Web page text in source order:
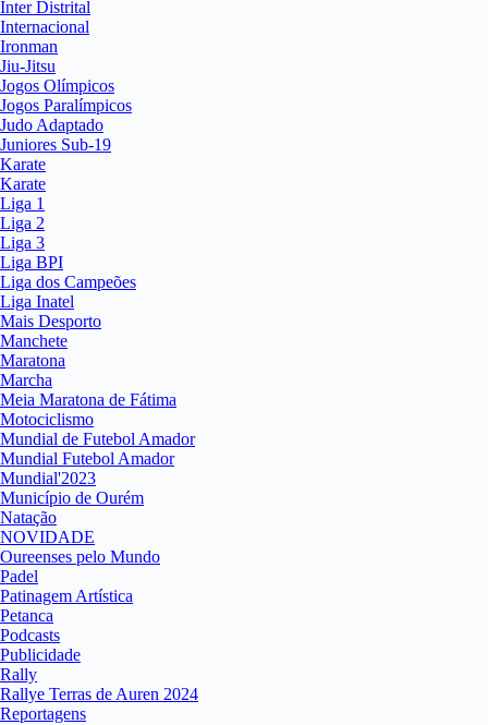
Inter Distrital
Internacional
Ironman
Jiu-Jitsu
Jogos Olímpicos
Jogos Paralímpicos
Judo Adaptado
Juniores Sub-19
Karate
Karate
Liga 1
Liga 2
Liga 3
Liga BPI
Liga dos Campeões
Liga Inatel
Mais Desporto
Manchete
Maratona
Marcha
Meia Maratona de Fátima
Motociclismo
Mundial de Futebol Amador
Mundial Futebol Amador
Mundial'2023
Município de Ourém
Natação
NOVIDADE
Oureenses pelo Mundo
Padel
Patinagem Artística
Petanca
Podcasts
Publicidade
Rally
Rallye Terras de Auren 2024
Reportagens